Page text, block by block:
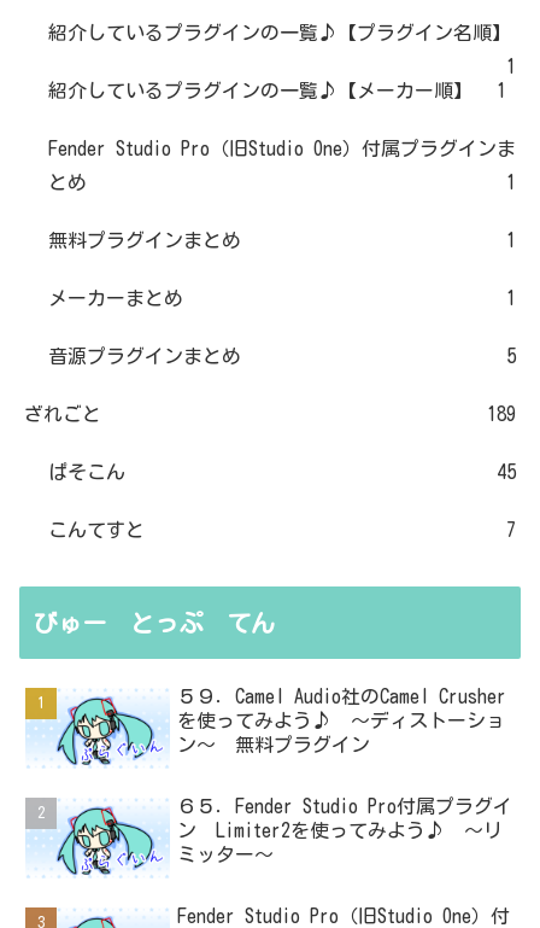
紹介しているプラグインの一覧♪【プラグイン名順】
1
紹介しているプラグインの一覧♪【メーカー順】
1
Fender Studio Pro（旧Studio One）付属プラグインま
とめ
1
無料プラグインまとめ 1
メーカーまとめ 1
音源プラグインまとめ 5
ざれごと 189
ぱそこん 45
こんてすと 7
びゅー とっぷ てん
５９．Camel Audio社のCamel Crusher
を使ってみよう♪ ～ディストーショ
ン～ 無料プラグイン
６５．Fender Studio Pro付属プラグイ
ン Limiter2を使ってみよう♪ ～リ
ミッター～
Fender Studio Pro（旧Studio One）付